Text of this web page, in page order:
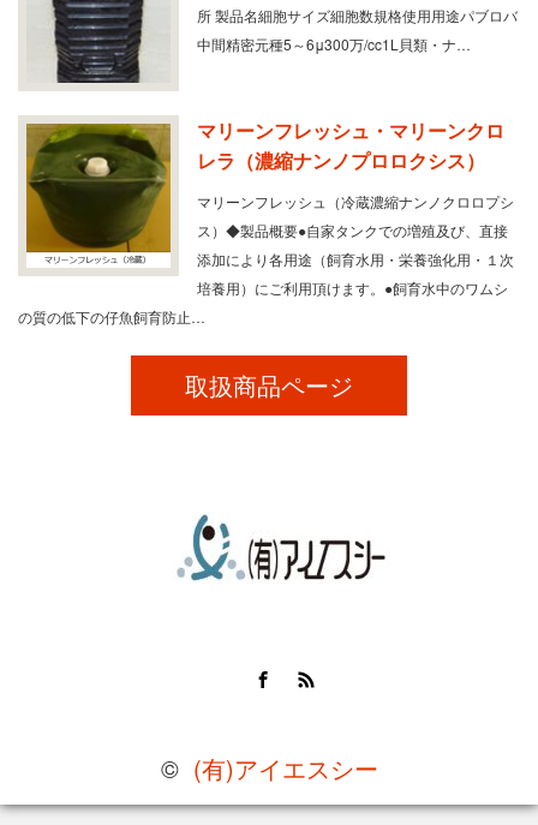
所 製品名細胞サイズ細胞数規格使用用途パブロバ
中間精密元種5～6μ300万/cc1L貝類・ナ…
マリーンフレッシュ・マリーンクロ
レラ（濃縮ナンノプロロクシス）
マリーンフレッシュ（冷蔵濃縮ナンノクロロプシ
ス）◆製品概要●自家タンクでの増殖及び、直接
添加により各用途（飼育水用・栄養強化用・１次
培養用）にご利用頂けます。●飼育水中のワムシ
の質の低下の仔魚飼育防止…
取扱商品ページ
© (有)アイエスシー